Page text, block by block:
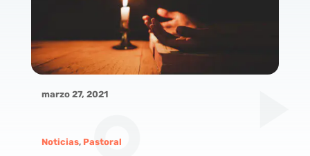
marzo 27, 2021
Noticias, Pastoral